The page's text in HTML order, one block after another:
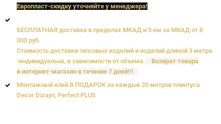
Европласт-скидку уточняйте у менеджера!
БЕСПЛАТНАЯ доставка в пределах МКАД и 5 км за МКАД от 8
000 руб.
Стоимость доставки гипсовых изделий и изделий длиной 3 метра
-индивидуальна, в зависимости от объема.
Возврат товара
в интернет-магазин в течение 7 дней!!!
Монтажный клей В ПОДАРОК за каждые 20 метров плинтуса
Decor Dizayn, Perfect PLUS